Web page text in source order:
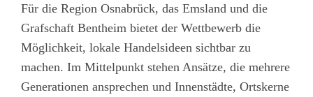
Für die Region Osnabrück, das Emsland und die
Grafschaft Bentheim bietet der Wettbewerb die
Möglichkeit, lokale Handelsideen sichtbar zu
machen. Im Mittelpunkt stehen Ansätze, die mehrere
Generationen ansprechen und Innenstädte, Ortskerne